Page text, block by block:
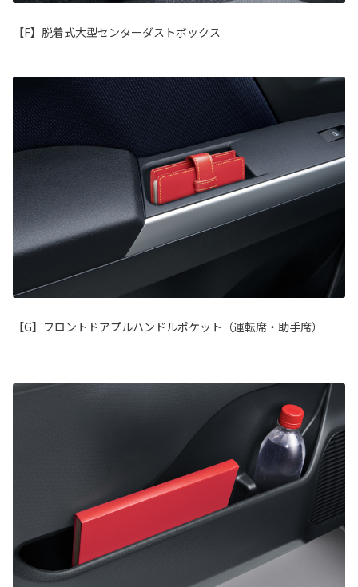
【F】脱着式大型センターダストボックス
【G】フロントドアプルハンドルポケット（運転席・助手席）